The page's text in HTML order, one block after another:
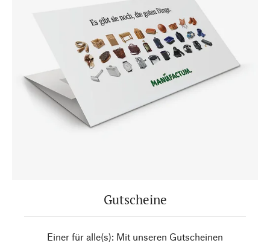
Gutscheine
Einer für alle(s): Mit unseren Gutscheinen